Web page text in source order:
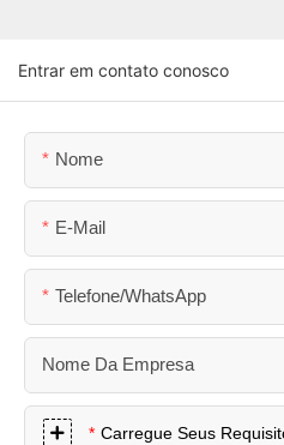
Entrar em contato conosco
Nome
E-Mail
Telefone/WhatsApp
Nome Da Empresa
Carregue Seus